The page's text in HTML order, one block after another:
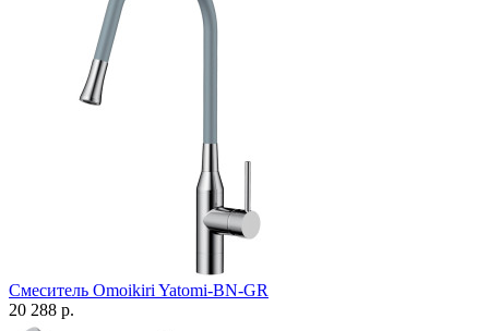
Смеситель Omoikiri Yatomi-BN-GR
20 288 р.